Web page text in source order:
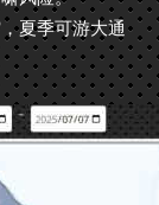
夏季可游大通